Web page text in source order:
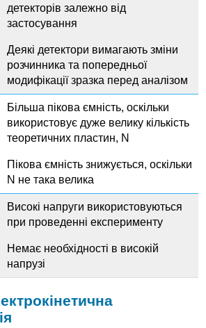
детекторів залежно від
застосування
Деякі детектори вимагають зміни
розчинника та попередньої
модифікації зразка перед аналізом
Більша пікова ємність, оскільки
використовує дуже велику кількість
теоретичних пластин, N
Пікова ємність знижується, оскільки
N не така велика
Високі напруги використовуються
при проведенні експерименту
Немає необхідності в високій
напрузі